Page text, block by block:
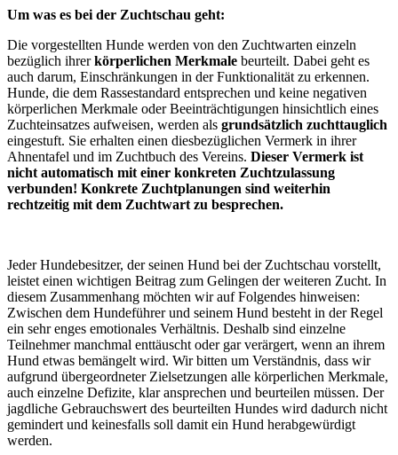
Um was es bei der Zuchtschau geht:
Die vorgestellten Hunde werden von den Zuchtwarten einzeln
bezüglich ihrerkörperlichen Merkmale beurteilt. Dabei geht es
auch darum, Einschränkungen in der Funktionalität zu erkennen.
Hunde, die dem Rassestandard entsprechen und keine negativen
körperlichen Merkmale oder Beeinträchtigungen hinsichtlich eines
Zuchteinsatzes aufweisen, werden als grundsätzlich zuchttauglich
eingestuft. Sie erhalten einen diesbezüglichen Vermerk in ihrer
Ahnentafel und im Zuchtbuch des Vereins. Dieser Vermerk ist
nicht automatisch mit einer konkreten Zuchtzulassung
verbunden! Konkrete Zuchtplanungen sind weiterhin
rechtzeitig mit dem Zuchtwart zu besprechen.
Jeder Hundebesitzer, der seinen Hund bei der Zuchtschau vorstellt,
leistet einen wichtigen Beitrag zum Gelingen der weiteren Zucht. In
diesem Zusammenhang möchten wir auf Folgendes hinweisen:
Zwischen dem Hundeführer und seinem Hund besteht in der Regel
ein sehr enges emotionales Verhältnis. Deshalb sind einzelne
Teilnehmer manchmal enttäuscht oder gar verärgert, wenn an ihrem
Hund etwas bemängelt wird. Wir bitten um Verständnis, dass wir
aufgrund übergeordneter Zielsetzungen alle körperlichen Merkmale,
auch einzelne Defizite, klar ansprechen und beurteilen müssen. Der
jagdliche Gebrauchswert des beurteilten Hundes wird dadurch nicht
gemindert und keinesfalls soll damit ein Hund herabgewürdigt
werden.